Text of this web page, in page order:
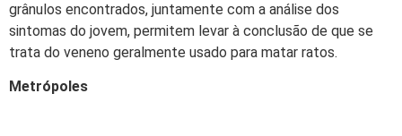
grânulos encontrados, juntamente com a análise dos
sintomas do jovem, permitem levar à conclusão de que se
trata do veneno geralmente usado para matar ratos.
Metrópoles